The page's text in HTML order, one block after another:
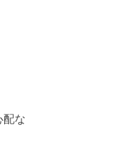
な